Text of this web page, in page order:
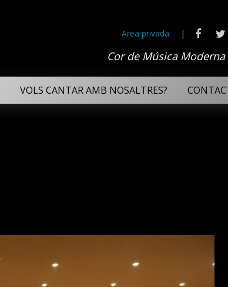
Area privada
|
Cor de Música Moderna
VOLS CANTAR AMB NOSALTRES?